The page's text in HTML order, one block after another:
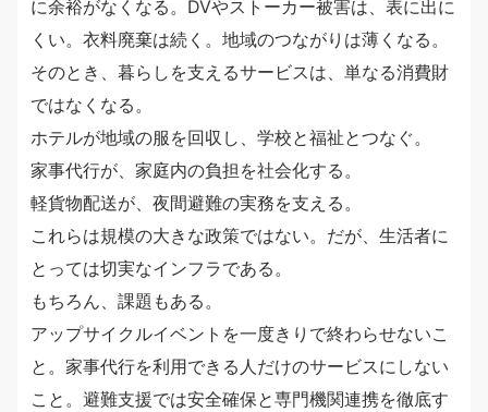
に余裕がなくなる。DVやストーカー被害は、表に出に
くい。衣料廃棄は続く。地域のつながりは薄くなる。
そのとき、暮らしを支えるサービスは、単なる消費財
ではなくなる。
ホテルが地域の服を回収し、学校と福祉とつなぐ。
家事代行が、家庭内の負担を社会化する。
軽貨物配送が、夜間避難の実務を支える。
これらは規模の大きな政策ではない。だが、生活者に
とっては切実なインフラである。
もちろん、課題もある。
アップサイクルイベントを一度きりで終わらせないこ
と。家事代行を利用できる人だけのサービスにしない
こと。避難支援では安全確保と専門機関連携を徹底す